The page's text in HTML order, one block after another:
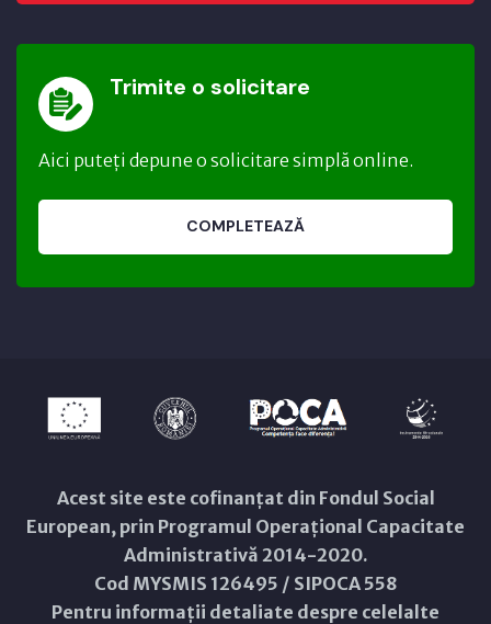
Trimite o solicitare
Aici puteți depune o solicitare simplă online.
COMPLETEAZĂ
Acest site este cofinanțat din Fondul Social
European, prin Programul Operațional Capacitate
Administrativă 2014-2020.
Cod MYSMIS 126495 / SIPOCA 558
Pentru informații detaliate despre celelalte